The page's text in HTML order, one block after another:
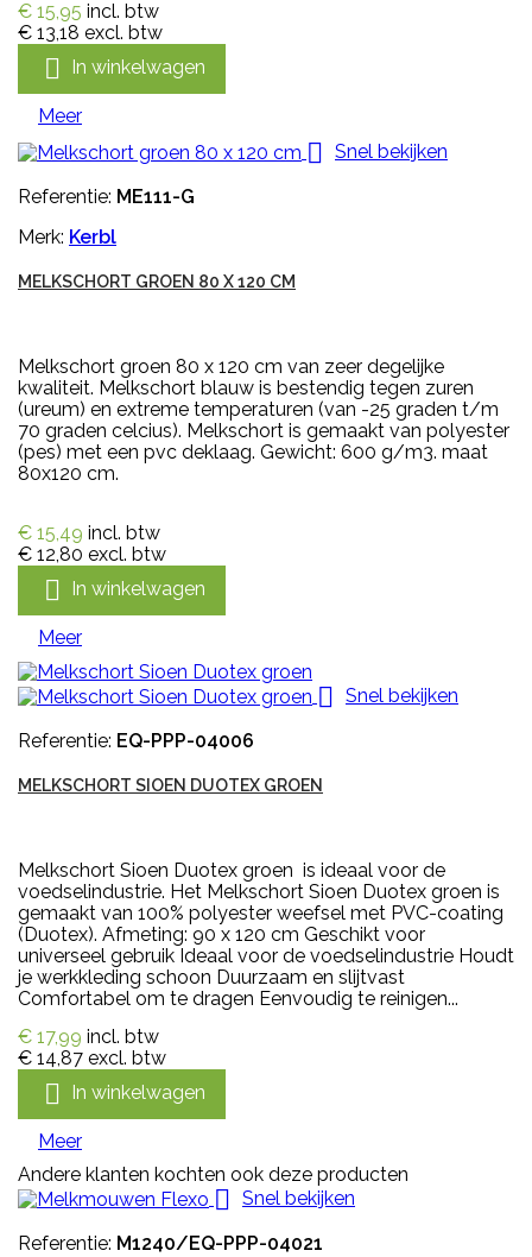
€ 15,95 incl. btw
€ 13,18 excl. btw
 In winkelwagen
Meer

Snel bekijken
Referentie: ME111-G
Merk: Kerbl
MELKSCHORT GROEN 80 X 120 CM
Melkschort groen 80 x 120 cm van zeer degelijke
kwaliteit. Melkschort blauw is bestendig tegen zuren
(ureum) en extreme temperaturen (van -25 graden t/m
70 graden celcius). Melkschort is gemaakt van polyester
(pes) met een pvc deklaag. Gewicht: 600 g/m3. maat
80x120 cm.
€ 15,49 incl. btw
€ 12,80 excl. btw
 In winkelwagen
Meer
 Snel bekijken
Referentie: EQ-PPP-04006
MELKSCHORT SIOEN DUOTEX GROEN
Melkschort Sioen Duotex groen is ideaal voor de
voedselindustrie. Het Melkschort Sioen Duotex groen is
gemaakt van 100% polyester weefsel met PVC-coating
(Duotex). Afmeting: 90 x 120 cm Geschikt voor
universeel gebruik Ideaal voor de voedselindustrie Houdt
je werkkleding schoon Duurzaam en slijtvast
Comfortabel om te dragen Eenvoudig te reinigen...
€ 17,99 incl. btw
€ 14,87 excl. btw
 In winkelwagen
Meer
Andere klanten kochten ook deze producten
 Snel bekijken
Referentie: M1240/EQ-PPP-04021